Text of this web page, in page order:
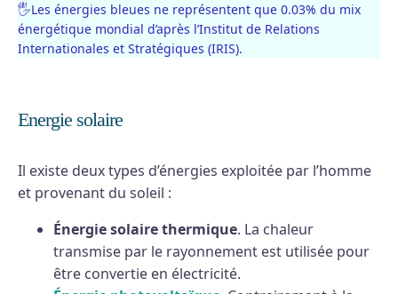
🖐Les énergies bleues ne représentent que 0.03% du mix
énergétique mondial d’après l’Institut de Relations
Internationales et Stratégiques (IRIS).
Energie solaire
Il existe deux types d’énergies exploitée par l’homme
et provenant du soleil :
Énergie solaire thermique. La chaleur
transmise par le rayonnement est utilisée pour
être convertie en électricité.